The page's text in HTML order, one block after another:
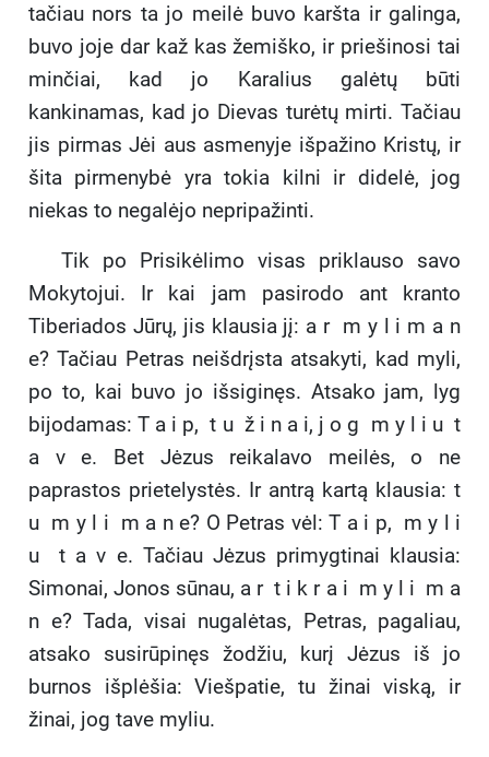
tačiau nors ta jo meilė buvo karšta ir galinga,
buvo joje dar kaž kas žemiško, ir priešinosi tai
minčiai, kad jo Karalius galėtų būti
kankinamas, kad jo Dievas turėtų mirti. Tačiau
jis pirmas Jėi aus asmenyje išpažino Kristų, ir
šita pirmenybė yra tokia kilni ir didelė, jog
niekas to negalėjo nepripažinti.
Tik po Prisikėlimo visas priklauso savo
Mokytojui. Ir kai jam pasirodo ant kranto
Tiberiados Jūrų, jis klausia jį: a r m y l i m a n
e? Tačiau Petras neišdrįsta atsakyti, kad myli,
po to, kai buvo jo išsiginęs. Atsako jam, lyg
bijodamas: T a i p, t u ž i n a i, j o g m y l i u t
a v e. Bet Jėzus reikalavo meilės, o ne
paprastos prietelystės. Ir antrą kartą klausia: t
u m y l i m a n e? O Petras vėl: T a i p, m y l i
u t a v e. Tačiau Jėzus primygtinai klausia:
Simonai, Jonos sūnau, a r t i k r a i m y l i m a
n e? Tada, visai nugalėtas, Petras, pagaliau,
atsako susirūpinęs žodžiu, kurį Jėzus iš jo
burnos išplėšia: Viešpatie, tu žinai viską, ir
žinai, jog tave myliu.